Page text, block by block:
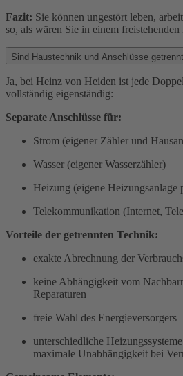
Fazit: Sie können ungestört leben,
so, als wären Sie in einem freistehenden
Sind Haustechnik und Anschlüsse
Ja, bei Heinz von Heiden ist jede
vollständig eigenständig:
Separate Anschlüsse für:
Strom (eigener Zähler und
Wasser (eigener Wasserzähler)
Heizung (eigene Heizungsanlage
Telekommunikation (Internet,
Vorteile der getrennten Technik:
exakte Abrechnung der
keine Abhängigkeit vom
Reparaturen
freie Wahl des Energieversorgers
unterschiedliche
maximale Unabhängigkeit bei